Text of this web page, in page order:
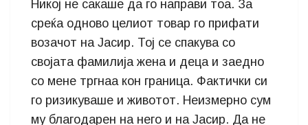
Никој не сакаше да го направи тоа. За
среќа одново целиот товар го прифати
возачот на Јасир. Тој се спакува со
својата фамилија жена и деца и заедно
со мене тргнаа кон граница. Фактички си
го ризикуваше и животот. Неизмерно сум
му благодарен на него и на Јасир. Да не